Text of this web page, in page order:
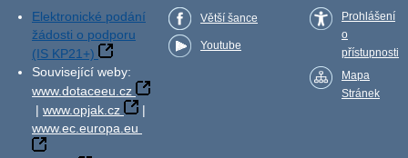
Elektronické podání
žádosti o podporu
(IS KP21+)
Související weby:
www.dotaceeu.cz
| www.opjak.cz
|
www.ec.europa.eu
Větší šance
Youtube
Prohlášení
o
přístupnosti
Mapa
Stránek